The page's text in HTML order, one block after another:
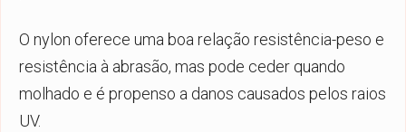
O nylon oferece uma boa relação resistência-peso e
resistência à abrasão, mas pode ceder quando
molhado e é propenso a danos causados pelos raios
UV.